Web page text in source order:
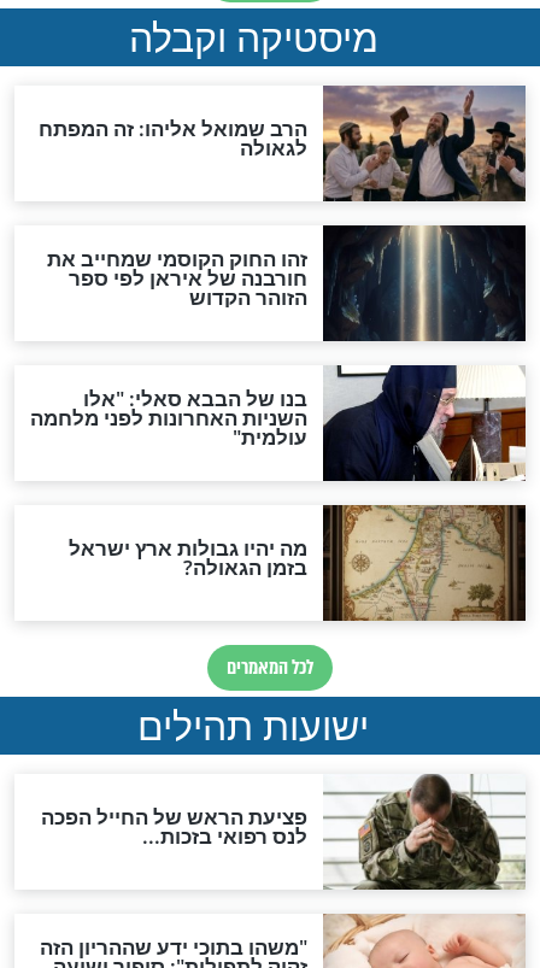
מה יהיה בימות המשיח?
"לפני הגאולה תהיה אפיקורסות
והכחשה גדולה מאוד של
האמונה"
האם לאחר בוא המשיח יהיה
אפשר לחזור בתשובה?
לכל המאמרים
להמתקת הדינים וביטול
גזרות
סגולת ע"ב שמות הקודש